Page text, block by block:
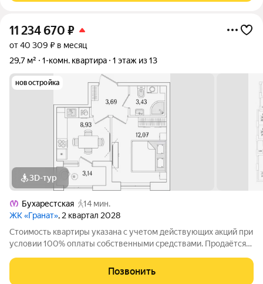
11 234 670 ₽
от 40 309 ₽ в месяц
29,7 м²
1-комн. квартира 1 этаж из 13
новостройка
3D-тур
Бухарестская
14 мин.
ЖК «Гранат», 2 квартал 2028
Стоимость квартиры указана с учетом действующих акций при
условии 100% оплаты собственными средствами. Продаётся
(Росстройинвест). Квартира находится в 13 этажном доме, в
Гранат - Корпус К1 на
Позвонить